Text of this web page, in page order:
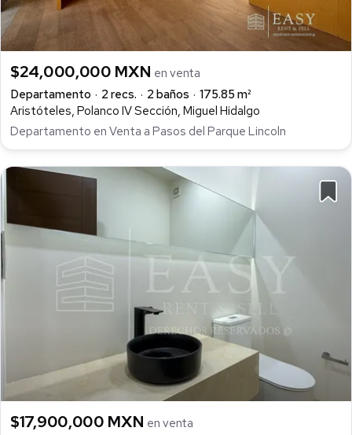
$24,000,000 MXN en venta
Departamento
2 recs. 2 baños
175.85 m²
Aristóteles, Polanco IV Sección, Miguel Hidalgo
Departamento en Venta a Pasos del Parque Lincoln
$17,900,000 MXN en venta